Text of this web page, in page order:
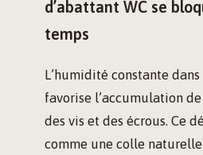
d’abattant WC se
temps
L’humidité constante
favorise l’accumulation
des vis et des écrous. Ce
comme une colle